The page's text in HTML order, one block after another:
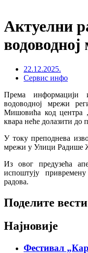
Актуелни
22.12.2025.
Сервис инфо
Према информацији
водоводној мрежи
Мишовића код центра
квара неће долазити до
У току преподнева
мрежи у Улици Радише
Из овог предузећа
испоштују
радова.
Поделите вести
Најновије
Фестивал